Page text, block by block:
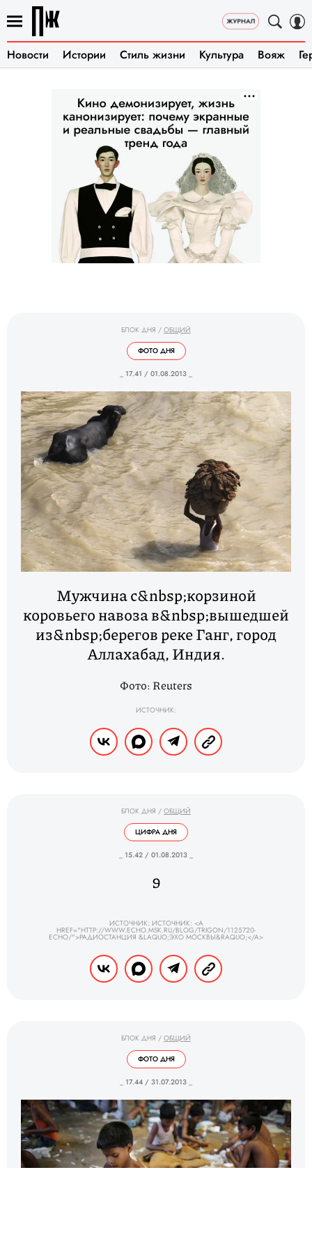
Новости Истории Стиль жизни Культура Вояж
БЛОК ДНЯ / ОБЩИЙ
ФОТО ДНЯ
_ 17.41 / 01.08.2013 _
Мужчина с&nbsp;корзиной
коровьего навоза в&nbsp;вышедшей
из&nbsp;берегов реке Ганг, город
Аллахабад, Индия.
Фото: Reuters
ИСТОЧНИК:
БЛОК ДНЯ / ОБЩИЙ
ЦИФРА ДНЯ
_ 15.42 / 01.08.2013 _
9
ИСТОЧНИК: ИСТОЧНИК: <A
HREF="HTTP://WWW.ECHO.MSK.RU/BLOG/TRIGON/1125720-
ECHO/">РАДИОСТАНЦИЯ &LAQUO;ЭХО МОСКВЫ&RAQUO;</A>
БЛОК ДНЯ / ОБЩИЙ
ФОТО ДНЯ
_ 17.44 / 31.07.2013 _